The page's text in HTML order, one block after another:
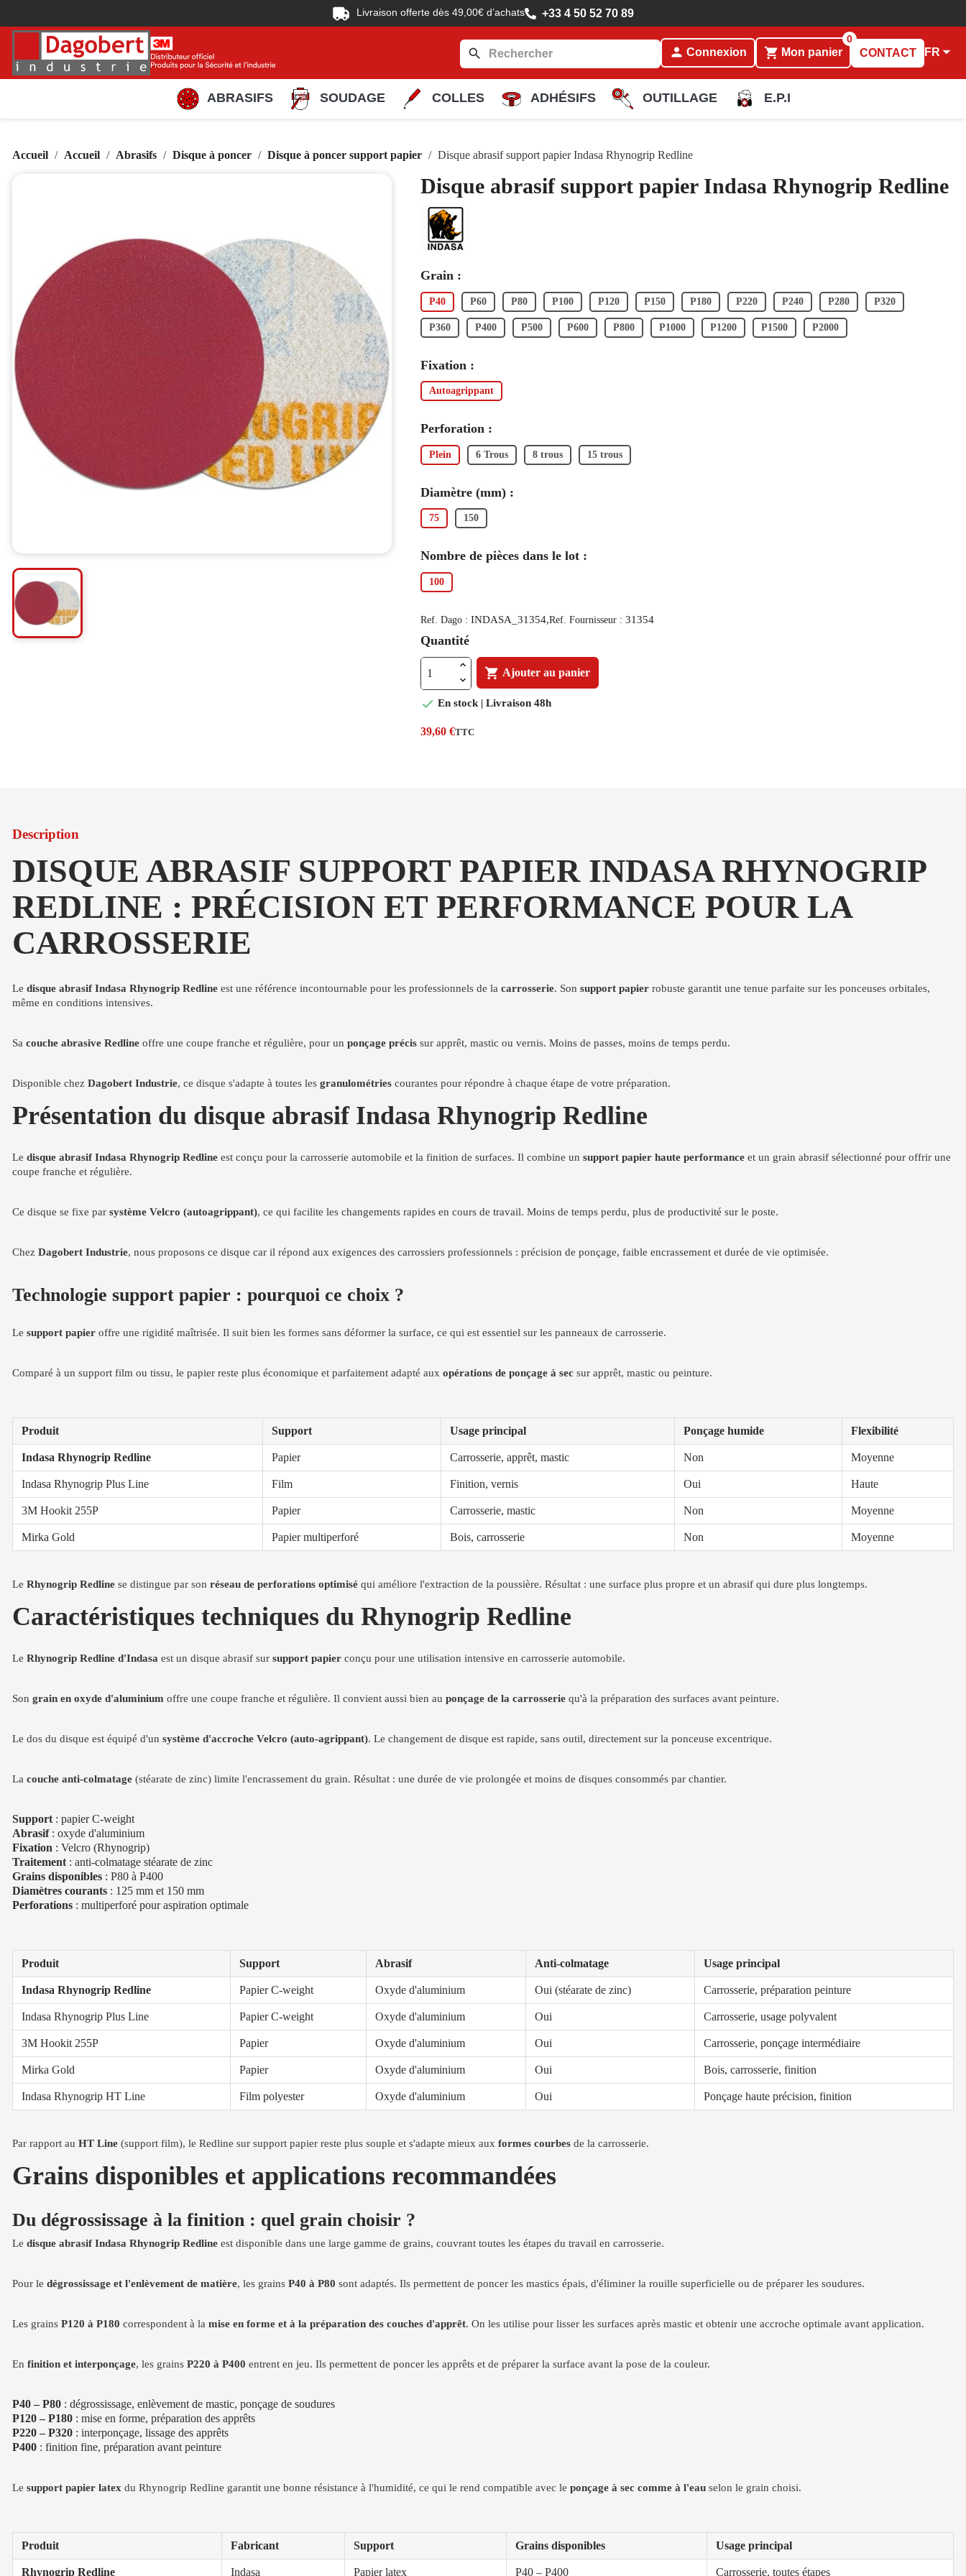
Livraison offerte dès 49,00€ d’achats +33 4 50 52 70 89
search person Connexion shopping_cart Mon panier
0
CONTACT FR
ABRASIFS SOUDAGE COLLES ADHÉSIFS OUTILLAGE E.P.I
Accueil Accueil Abrasifs Disque à poncer Disque à poncer support papier Disque abrasif support papier Indasa Rhynogrip Redline
Disque abrasif support papier Indasa Rhynogrip Redline
Grain :
P40 P60 P80 P100 P120 P150 P180 P220 P240 P280 P320
P360 P400 P500 P600 P800 P1000 P1200 P1500 P2000
Fixation :
Autoagrippant
Perforation :
Plein 6 Trous 8 trous 15 trous
Diamètre (mm) :
75 150
Nombre de pièces dans le lot :
100
Ref. Dago : INDASA_31354,Ref. Fournisseur : 31354
Quantité
 Ajouter au panier
 En stock | Livraison 48h
39,60 €TTC
Description
DISQUE ABRASIF SUPPORT PAPIER INDASA RHYNOGRIP
REDLINE : PRÉCISION ET PERFORMANCE POUR LA
CARROSSERIE
Le disque abrasif Indasa Rhynogrip Redline est une référence incontournable pour les professionnels de la carrosserie. Son support papier robuste garantit une tenue parfaite sur les ponceuses orbitales,
même en conditions intensives.
Sa couche abrasive Redline offre une coupe franche et régulière, pour un ponçage précis sur apprêt, mastic ou vernis. Moins de passes, moins de temps perdu.
Disponible chez Dagobert Industrie, ce disque s'adapte à toutes les granulométries courantes pour répondre à chaque étape de votre préparation.
Présentation du disque abrasif Indasa Rhynogrip Redline
Le disque abrasif Indasa Rhynogrip Redline est conçu pour la carrosserie automobile et la finition de surfaces. Il combine un support papier haute performance et un grain abrasif sélectionné pour offrir une
coupe franche et régulière.
Ce disque se fixe par système Velcro (autoagrippant), ce qui facilite les changements rapides en cours de travail. Moins de temps perdu, plus de productivité sur le poste.
Chez Dagobert Industrie, nous proposons ce disque car il répond aux exigences des carrossiers professionnels : précision de ponçage, faible encrassement et durée de vie optimisée.
Technologie support papier : pourquoi ce choix ?
Le support papier offre une rigidité maîtrisée. Il suit bien les formes sans déformer la surface, ce qui est essentiel sur les panneaux de carrosserie.
Comparé à un support film ou tissu, le papier reste plus économique et parfaitement adapté aux opérations de ponçage à sec sur apprêt, mastic ou peinture.
Produit Support Usage principal Ponçage humide Flexibilité
Indasa Rhynogrip Redline Papier Carrosserie, apprêt, mastic Non Moyenne
Indasa Rhynogrip Plus Line Film Finition, vernis Oui Haute
3M Hookit 255P Papier Carrosserie, mastic Non Moyenne
Mirka Gold Papier multiperforé Bois, carrosserie Non Moyenne
Le Rhynogrip Redline se distingue par son réseau de perforations optimisé qui améliore l'extraction de la poussière. Résultat : une surface plus propre et un abrasif qui dure plus longtemps.
Caractéristiques techniques du Rhynogrip Redline
Le Rhynogrip Redline d'Indasa est un disque abrasif sur support papier conçu pour une utilisation intensive en carrosserie automobile.
Son grain en oxyde d'aluminium offre une coupe franche et régulière. Il convient aussi bien au ponçage de la carrosserie qu'à la préparation des surfaces avant peinture.
Le dos du disque est équipé d'un système d'accroche Velcro (auto-agrippant). Le changement de disque est rapide, sans outil, directement sur la ponceuse excentrique.
La couche anti-colmatage (stéarate de zinc) limite l'encrassement du grain. Résultat : une durée de vie prolongée et moins de disques consommés par chantier.
Support : papier C-weight
Abrasif: oxyde d'aluminium
Fixation : Velcro (Rhynogrip)
Traitement : anti-colmatage stéarate de zinc
Grains disponibles : P80 à P400
Diamètres courants : 125 mm et 150 mm
Perforations : multiperforé pour aspiration optimale
Produit Support Abrasif Anti-colmatage Usage principal
Indasa Rhynogrip Redline Papier C-weight Oxyde d'aluminium Oui (stéarate de zinc) Carrosserie, préparation peinture
Indasa Rhynogrip Plus Line Papier C-weight Oxyde d'aluminium Oui Carrosserie, usage polyvalent
3M Hookit 255P Papier Oxyde d'aluminium Oui Carrosserie, ponçage intermédiaire
Mirka Gold Papier Oxyde d'aluminium Oui Bois, carrosserie, finition
Indasa Rhynogrip HT Line Film polyester Oxyde d'aluminium Oui Ponçage haute précision, finition
Par rapport au HT Line (support film), le Redline sur support papier reste plus souple et s'adapte mieux aux formes courbes de la carrosserie.
Grains disponibles et applications recommandées
Du dégrossissage à la finition : quel grain choisir ?
Le disque abrasif Indasa Rhynogrip Redline est disponible dans une large gamme de grains, couvrant toutes les étapes du travail en carrosserie.
Pour le dégrossissage et l'enlèvement de matière, les grains P40 à P80 sont adaptés. Ils permettent de poncer les mastics épais, d'éliminer la rouille superficielle ou de préparer les soudures.
Les grains P120 à P180 correspondent à la mise en forme et à la préparation des couches d'apprêt. On les utilise pour lisser les surfaces après mastic et obtenir une accroche optimale avant application.
En finition et interponçage, les grains P220 à P400 entrent en jeu. Ils permettent de poncer les apprêts et de préparer la surface avant la pose de la couleur.
P40 – P80 : dégrossissage, enlèvement de mastic, ponçage de soudures
P120 – P180 : mise en forme, préparation des apprêts
P220 – P320 : interponçage, lissage des apprêts
P400 : finition fine, préparation avant peinture
Le support papier latex du Rhynogrip Redline garantit une bonne résistance à l'humidité, ce qui le rend compatible avec le ponçage à sec comme à l'eau selon le grain choisi.
Produit Fabricant Support Grains disponibles Usage principal
Rhynogrip Redline Indasa Papier latex P40 – P400 Carrosserie, toutes étapes